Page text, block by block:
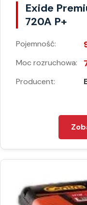
Exide
720A P+
Pojemność:
Moc rozruchowa:
Producent: